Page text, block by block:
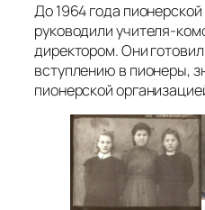
До 1964 года
руководили учителя-
директором. Они
вступлению в пионеры,
пионерской